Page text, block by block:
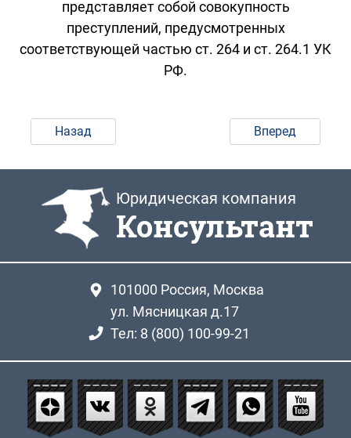
представляет собой совокупность
преступлений, предусмотренных
соответствующей частью ст. 264 и ст. 264.1 УК
РФ.
Назад Вперед
Юридическая компания
Консультант
101000 Россия, Москва
ул. Мясницкая д.17
Тел: 8 (800) 100-99-21